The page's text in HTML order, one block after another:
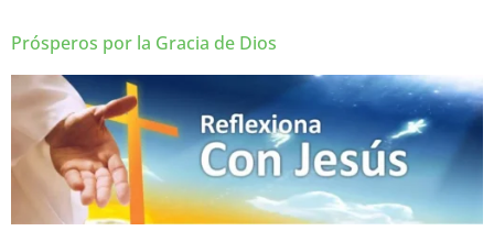
Prósperos por la Gracia de Dios